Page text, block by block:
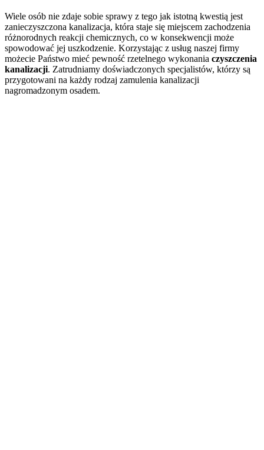
Wiele osób nie zdaje sobie sprawy z tego jak istotną kwestią jest
zanieczyszczona kanalizacja, która staje się miejscem zachodzenia
różnorodnych reakcji chemicznych, co w konsekwencji może
spowodować jej uszkodzenie. Korzystając z usług naszej firmy
możecie Państwo mieć pewność rzetelnego wykonania czyszczenia
kanalizacji. Zatrudniamy doświadczonych specjalistów, którzy są
przygotowani na każdy rodzaj zamulenia kanalizacji
nagromadzonym osadem.